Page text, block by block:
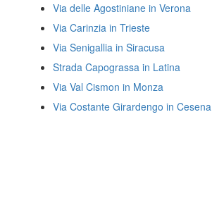
Via delle Agostiniane in Verona
Via Carinzia in Trieste
Via Senigallia in Siracusa
Strada Capograssa in Latina
Via Val Cismon in Monza
Via Costante Girardengo in Cesena